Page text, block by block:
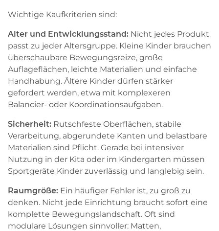
Wichtige Kaufkriterien sind:
Alter und Entwicklungsstand: Nicht jedes Produkt
passt zu jeder Altersgruppe. Kleine Kinder brauchen
überschaubare Bewegungsreize, große
Auflageflächen, leichte Materialien und einfache
Handhabung. Ältere Kinder dürfen stärker
gefordert werden, etwa mit komplexeren
Balancier- oder Koordinationsaufgaben.
Sicherheit: Rutschfeste Oberflächen, stabile
Verarbeitung, abgerundete Kanten und belastbare
Materialien sind Pflicht. Gerade bei intensiver
Nutzung in der Kita oder im Kindergarten müssen
Sportgeräte Kinder zuverlässig und langlebig sein.
Raumgröße: Ein häufiger Fehler ist, zu groß zu
denken. Nicht jede Einrichtung braucht sofort eine
komplette Bewegungslandschaft. Oft sind
modulare Lösungen sinnvoller: Matten,